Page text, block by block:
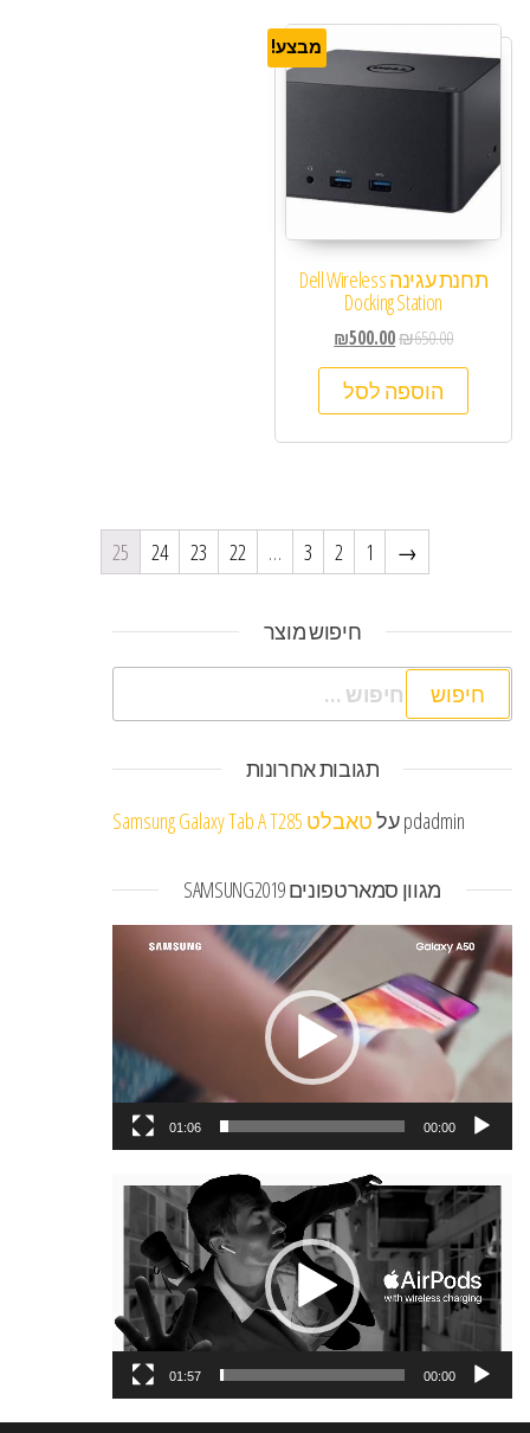
מבצע!
תחנת עגינה Dell Wireless
Docking Station
₪650.00
₪500.00
הוספה לסל
→
1
2
3
…
22
23
24
25
חיפוש מוצר
חיפוש:
תגובות אחרונות
pdadminעלטאבלט Samsung Galaxy Tab A T285
מגוון סמארטפונים SAMSUNG2019
נגן
וידאו
00:00
01:06
נגן
וידאו
00:00
01:57